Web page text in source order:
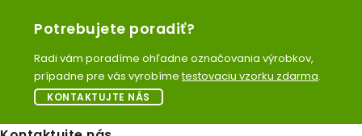
Potrebujete poradiť?
Radi vám poradíme ohľadne označovania výrobkov,
prípadne pre vás vyrobímetestovaciu vzorku zdarma.
KONTAKTUJTE NÁS